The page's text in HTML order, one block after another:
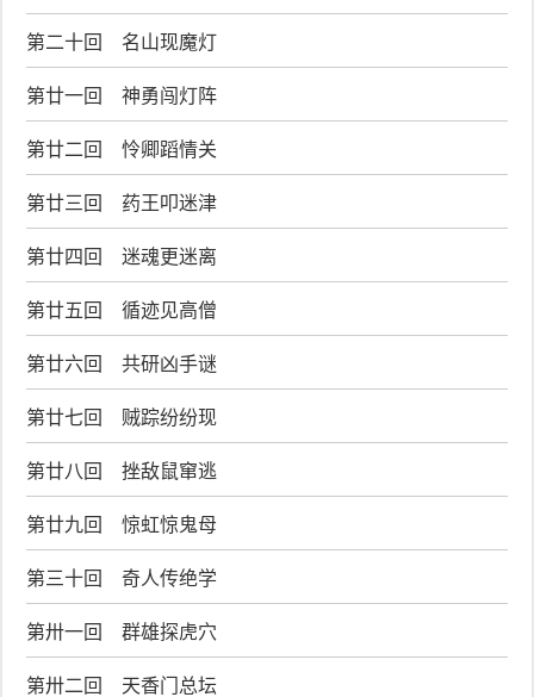
第二十回 名山现魔灯
第廿一回 神勇闯灯阵
第廿二回 怜卿蹈情关
第廿三回 药王叩迷津
第廿四回 迷魂更迷离
第廿五回 循迹见高僧
第廿六回 共研凶手谜
第廿七回 贼踪纷纷现
第廿八回 挫敌鼠窜逃
第廿九回 惊虹惊鬼母
第三十回 奇人传绝学
第卅一回 群雄探虎穴
第卅二回 天香门总坛